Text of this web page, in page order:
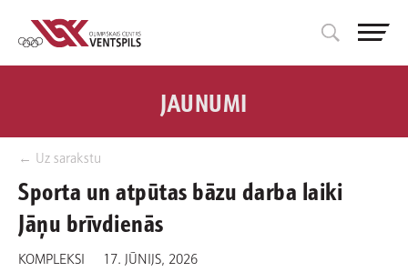
← Uz sarakstu
JAUNUMI
Sporta un atpūtas bāzu darba laiki
Jāņu brīvdienās
KOMPLEKSI 17. JŪNIJS, 2026